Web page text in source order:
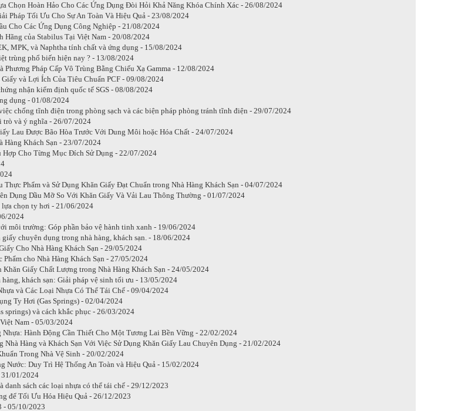
Chọn Hoàn Hảo Cho Các Ứng Dụng Đòi Hỏi Khả Năng Khóa Chính Xác - 26/08/2024
Pháp Tối Ưu Cho Sự An Toàn Và Hiệu Quả - 23/08/2024
Cho Các Ứng Dụng Công Nghiệp - 21/08/2024
của Stabilus Tại Việt Nam - 20/08/2024
MPK, và Naphtha tính chất và ứng dụng - 15/08/2024
trùng phổ biến hiện nay ? - 13/08/2024
Pháp Cấp Vô Trùng Bằng Chiếu Xạ Gamma - 12/08/2024
và Lợi Ích Của Tiêu Chuẩn PCF - 09/08/2024
nhận kiểm định quốc tế SGS - 08/08/2024
dụng - 01/08/2024
chống tĩnh điện trong phòng sạch và các biện pháp phòng tránh tĩnh điện - 29/07/2024
trò và ý nghĩa - 26/07/2024
Lau Được Bão Hòa Trước Với Dung Môi hoặc Hóa Chất - 24/07/2024
Hàng Khách Sạn - 23/07/2024
Hợp Cho Từng Mục Đích Sử Dụng - 22/07/2024
Thực Phẩm và Sử Dụng Khăn Giấy Đạt Chuẩn trong Nhà Hàng Khách Sạn - 04/07/2024
Dụng Dầu Mỡ So Với Khăn Giấy Và Vải Lau Thông Thường - 01/07/2024
chọn ty hơi - 21/06/2024
2024
môi trường: Góp phần bảo vệ hành tinh xanh - 19/06/2024
chuyên dụng trong nhà hàng, khách sạn. - 18/06/2024
Cho Nhà Hàng Khách Sạn - 29/05/2024
cho Nhà Hàng Khách Sạn - 27/05/2024
Khăn Giấy Chất Lượng trong Nhà Hàng Khách Sạn - 24/05/2024
khách sạn: Giải pháp vệ sinh tối ưu - 13/05/2024
và Các Loại Nhựa Có Thể Tái Chế - 09/04/2024
Ty Hơi (Gas Springs) - 02/04/2024
springs) và cách khắc phục - 26/03/2024
Nam - 05/03/2024
Nhựa: Hành Động Cần Thiết Cho Một Tương Lai Bền Vững - 22/02/2024
Nhà Hàng và Khách Sạn Với Việc Sử Dụng Khăn Giấy Lau Chuyên Dụng - 21/02/2024
Trong Nhà Vệ Sinh - 20/02/2024
Nước: Duy Trì Hệ Thống An Toàn và Hiệu Quả - 15/02/2024
01/2024
danh sách các loại nhựa có thể tái chế - 29/12/2023
để Tối Ưu Hóa Hiệu Quả - 26/12/2023
- 05/10/2023